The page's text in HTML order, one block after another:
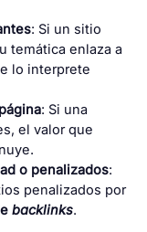
: Si un sitio
temática enlaza a
lo interprete
: Si una
el valor que
o penalizados:
penalizados por
backlinks.